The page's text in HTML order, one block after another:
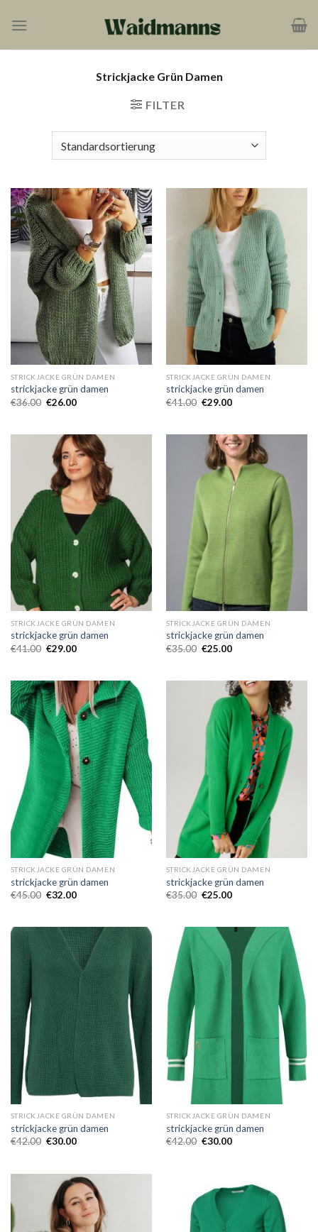
Inhalt
Strickjacke Grün Damen
FILTER
STRICKJACKE GRÜN DAMEN
strickjacke grün damen
€36.00 €26.00
STRICKJACKE GRÜN DAMEN
strickjacke grün damen
€41.00 €29.00
STRICKJACKE GRÜN DAMEN
strickjacke grün damen
€41.00 €29.00
STRICKJACKE GRÜN DAMEN
strickjacke grün damen
€35.00 €25.00
STRICKJACKE GRÜN DAMEN
strickjacke grün damen
€45.00 €32.00
STRICKJACKE GRÜN DAMEN
strickjacke grün damen
€35.00 €25.00
STRICKJACKE GRÜN DAMEN
strickjacke grün damen
€42.00 €30.00
STRICKJACKE GRÜN DAMEN
strickjacke grün damen
€42.00 €30.00